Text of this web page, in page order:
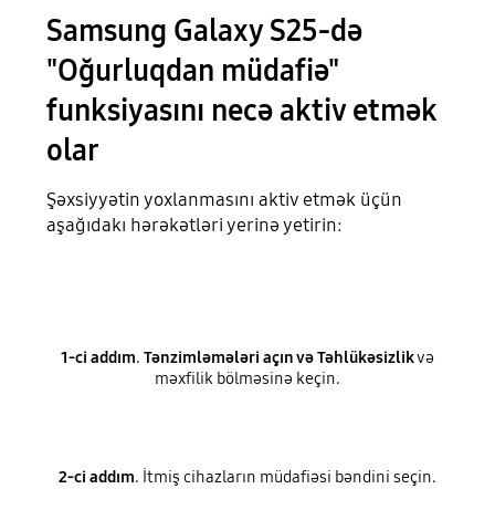
Samsung Galaxy S25-də
"Oğurluqdan müdafiə"
funksiyasını necə aktiv etmək
olar
Şəxsiyyətin yoxlanmasını aktiv etmək üçün
aşağıdakı hərəkətləri yerinə yetirin:
1-ci addım. Tənzimləmələri açın və Təhlükəsizlikvə
məxfilik bölməsinə keçin.
2-ci addım. İtmiş cihazların müdafiəsi bəndini seçin.